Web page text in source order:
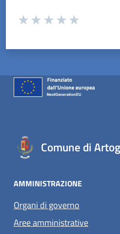
Valuta da 1 a 5 stelle la pagina
Comune di
AMMINISTRAZIONE
Organi di governo
Aree amministrative